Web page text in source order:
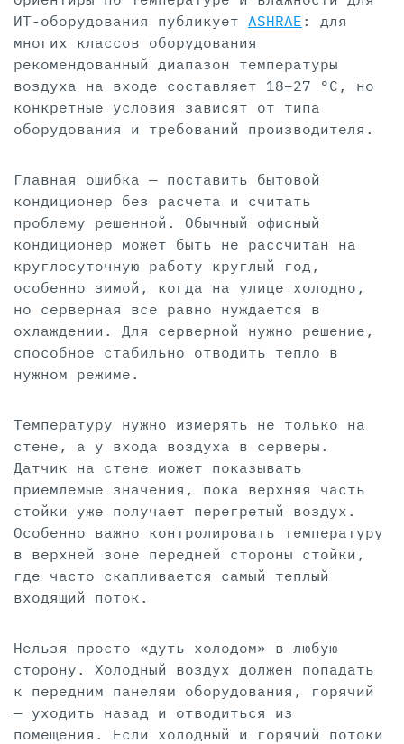
ИТ-оборудования публикует ASHRAE : для
многих классов оборудования
рекомендованный диапазон температуры
воздуха на входе составляет 18–27 °C, но
конкретные условия зависят от типа
оборудования и требований производителя.
Главная ошибка — поставить бытовой
кондиционер без расчета и считать
проблему решенной. Обычный офисный
кондиционер может быть не рассчитан на
круглосуточную работу круглый год,
особенно зимой, когда на улице холодно,
но серверная все равно нуждается в
охлаждении. Для серверной нужно решение,
способное стабильно отводить тепло в
нужном режиме.
Температуру нужно измерять не только на
стене, а у входа воздуха в серверы.
Датчик на стене может показывать
приемлемые значения, пока верхняя часть
стойки уже получает перегретый воздух.
Особенно важно контролировать температуру
в верхней зоне передней стороны стойки,
где часто скапливается самый теплый
входящий поток.
Нельзя просто «дуть холодом» в любую
сторону. Холодный воздух должен попадать
к передним панелям оборудования, горячий
— уходить назад и отводиться из
помещения. Если холодный и горячий потоки